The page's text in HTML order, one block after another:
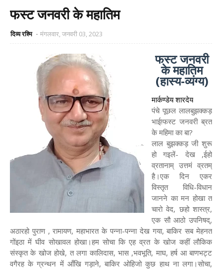
फस्ट जनवरी के महातिम
दिव्य रश्मि मंगलवार, जनवरी 03, 2023
फस्ट जनवरी
के महातिम
(हास्य-व्यंग्य)
मार्कण्डेय शारदेय
पंचे पूछल लालबुझक्कड़
भाई!फस्ट जनवरी ब्रत
के महिमा का बा?
लाल बुझक्कड़ जी शुरू
हो गइलें- देख ,ईहो
व्रतानाम् उत्तमं व्रतम्
है।एक दिन एकर
विस्तृत विधि-विधान
जानने का मन होखा त
चारो वेद, छहो शास्त्र,
एक सौ आठो उपनिषद्,
अठारहो पुराण , रामायण, महाभारत के पन्ना-पन्ना देख गया, बाकिर सब मेहनत
गोंइठा में घीव सोखावल होखा।हम सोचा कि एह व्रत के खोज कहीं लौकिक
संस्कृत के खोज होखे, त लगा कालिदास, भास ,भवभूति, माघ, हर्ष आ बाणभट्ट
वगैरह के ग्रन्थन में आँखि गड़ाने, बाकिर ओहिजो कुछ हाथ ना लगा।सोचा,